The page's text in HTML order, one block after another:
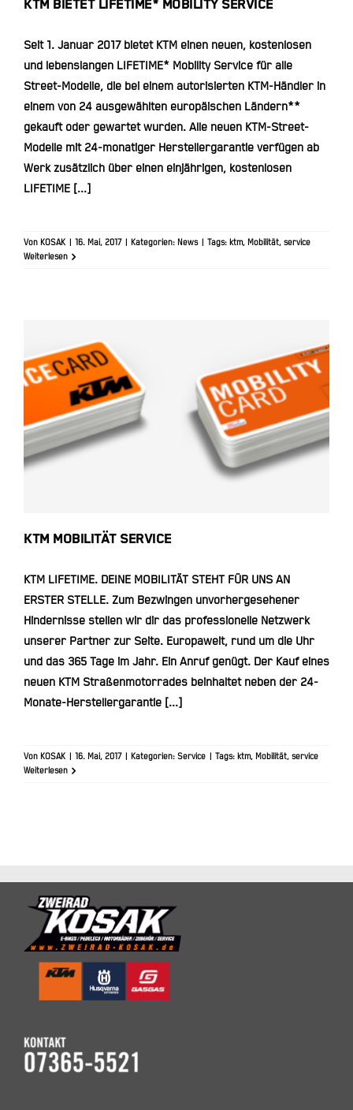
KTM BIETET LIFETIME* MOBILITY SERVICE
Seit 1. Januar 2017 bietet KTM einen neuen, kostenlosen
und lebenslangen LIFETIME* Mobility Service für alle
Street-Modelle, die bei einem autorisierten KTM-Händler in
einem von 24 ausgewählten europäischen Ländern**
gekauft oder gewartet wurden. Alle neuen KTM-Street-
Modelle mit 24-monatiger Herstellergarantie verfügen ab
Werk zusätzlich über einen einjährigen, kostenlosen
LIFETIME [...]
Von KOSAK 16. Mai, 2017 Kategorien: News Tags: ktm, Mobilität, service
Weiterlesen
KTM MOBILITÄT SERVICE
KTM MOBILITÄT SERVICE
KTM LIFETIME. DEINE MOBILITÄT STEHT FÜR UNS AN
ERSTER STELLE. Zum Bezwingen unvorhergesehener
Hindernisse stellen wir dir das professionelle Netzwerk
unserer Partner zur Seite. Europaweit, rund um die Uhr
und das 365 Tage im Jahr. Ein Anruf genügt. Der Kauf eines
neuen KTM Straßenmotorrades beinhaltet neben der 24-
Monate-Herstellergarantie [...]
Von KOSAK 16. Mai, 2017 Kategorien: Service Tags: ktm, Mobilität, service
Weiterlesen